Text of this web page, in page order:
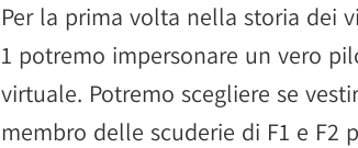
Per la prima volta nella storia dei
1 potremo impersonare un vero
virtuale. Potremo scegliere se
membro delle scuderie di F1 e F2